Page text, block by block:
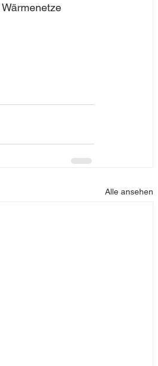
Alle ansehen